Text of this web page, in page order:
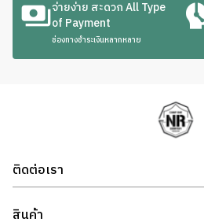
จ่ายง่าย สะดวก All Type
of Payment
ช่องทางชำระเงินหลากหลาย
ติดต่อเรา
สินค้า